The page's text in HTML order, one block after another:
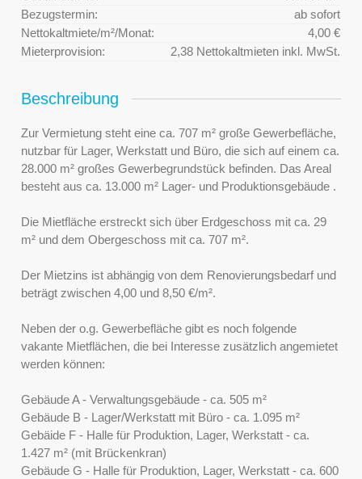
Bezugstermin:
ab sofort
Nettokaltmiete/m²/Monat:
4,00 €
Mieterprovision:
2,38 Nettokaltmieten inkl. MwSt.
Beschreibung
Zur Vermietung steht eine ca. 707 m² große Gewerbefläche,
nutzbar für Lager, Werkstatt und Büro, die sich auf einem ca.
28.000 m² großes Gewerbegrundstück befinden. Das Areal
besteht aus ca. 13.000 m² Lager- und Produktionsgebäude .
Die Mietfläche erstreckt sich über Erdgeschoss mit ca. 29
m² und dem Obergeschoss mit ca. 707 m².
Der Mietzins ist abhängig von dem Renovierungsbedarf und
beträgt zwischen 4,00 und 8,50 €/m².
Neben der o.g. Gewerbefläche gibt es noch folgende
vakante Mietflächen, die bei Interesse zusätzlich angemietet
werden können:
Gebäude A - Verwaltungsgebäude - ca. 505 m²
Gebäude B - Lager/Werkstatt mit Büro - ca. 1.095 m²
Gebäide F - Halle für Produktion, Lager, Werkstatt - ca.
1.427 m² (mit Brückenkran)
Gebäude G - Halle für Produktion, Lager, Werkstatt - ca. 600